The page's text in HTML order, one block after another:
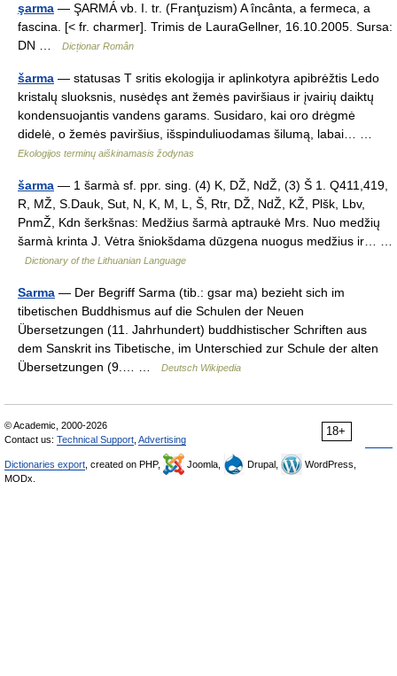
şarma — ŞARMÁ vb. I. tr. (Franţuzism) A încânta, a fermeca, a
fascina. [< fr. charmer]. Trimis de LauraGellner, 16.10.2005. Sursa:
DN …
Dicționar Român
šarma — statusas T sritis ekologija ir aplinkotyra apibrėžtis Ledo
kristalų sluoksnis, nusėdęs ant žemės paviršiaus ir įvairių daiktų
kondensuojantis vandens garams. Susidaro, kai oro drėgmė
didelė, o žemės paviršius, išspinduliuodamas šilumą, labai… …
Ekologijos terminų aiškinamasis žodynas
šarma — 1 šarmà sf. ppr. sing. (4) K, DŽ, NdŽ, (3) Š 1. Q411,419,
R, MŽ, S.Dauk, Sut, N, K, M, L, Š, Rtr, DŽ, NdŽ, KŽ, Plšk, Lbv,
PnmŽ, Kdn šerkšnas: Medžius šarmà aptraukė Mrs. Nuo medžių
šarmà krinta J. Vėtra šniokšdama dūzgena nuogus medžius ir… …
Dictionary of the Lithuanian Language
Sarma — Der Begriff Sarma (tib.: gsar ma) bezieht sich im
tibetischen Buddhismus auf die Schulen der Neuen
Übersetzungen (11. Jahrhundert) buddhistischer Schriften aus
dem Sanskrit ins Tibetische, im Unterschied zur Schule der alten
Übersetzungen (9.… …
Deutsch Wikipedia
18+
© Academic, 2000-2026
Contact us: Technical Support Advertising
Dictionaries export , created on PHP, Joomla, Drupal,
WordPress,
MODx.